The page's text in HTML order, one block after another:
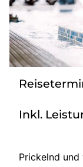
Service
Kontakt
Inkl.
Prickelnd